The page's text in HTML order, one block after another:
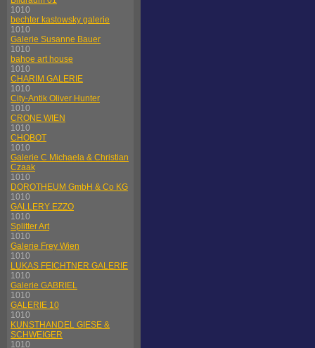
1010
bechter kastowsky galerie
1010
Galerie Susanne Bauer
1010
bahoe art house
1010
CHARIM GALERIE
1010
City-Antik Oliver Hunter
1010
CRONE WIEN
1010
CHOBOT
1010
Galerie C Michaela & Christian
Czaak
1010
DOROTHEUM GmbH & Co KG
1010
GALLERY EZZO
1010
Splitter Art
1010
Galerie Frey Wien
1010
LUKAS FEICHTNER GALERIE
1010
Galerie GABRIEL
1010
GALERIE 10
1010
KUNSTHANDEL GIESE &
SCHWEIGER
1010